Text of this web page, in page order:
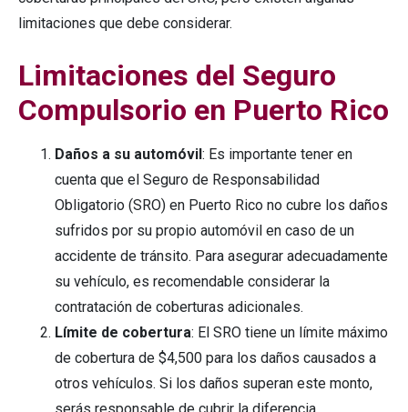
limitaciones que debe considerar.
Limitaciones del Seguro
Compulsorio en Puerto Rico
Daños a su automóvil : Es importante tener en
cuenta que el Seguro de Responsabilidad
Obligatorio (SRO) en Puerto Rico no cubre los daños
sufridos por su propio automóvil en caso de un
accidente de tránsito. Para asegurar adecuadamente
su vehículo, es recomendable considerar la
contratación de coberturas adicionales.
Límite de cobertura: El SRO tiene un límite máximo
de cobertura de $4,500 para los daños causados a
otros vehículos. Si los daños superan este monto,